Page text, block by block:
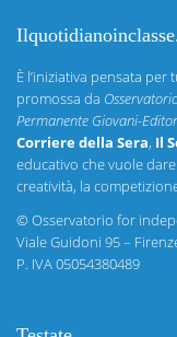
È l’iniziativa pensata
promossa da
Permanente Giovani-
Corriere della Sera, Il
educativo che vuole
creatività, la
©Osservatorio for
Viale Guidoni 95 –
P. IVA 05054380489